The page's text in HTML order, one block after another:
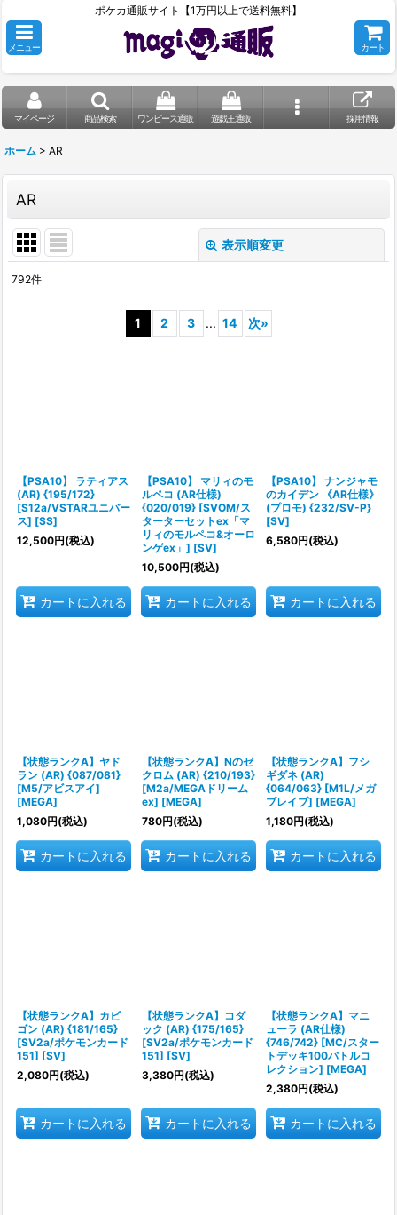
ポケカ通販サイト【1万円以上で送料無料】
メニュー カート
マイページ 商品検索 ワンピース通販 遊戯王通販 採用情報
ホーム > AR
AR
表示順変更
792件
1 2 3 ... 14 次»
【PSA10】 ラティアス
(AR) {195/172}
[S12a/VSTARユニバー
ス] [SS]
12,500円(税込)
カートに入れる
【PSA10】 マリィのモ
ルペコ (AR仕様)
{020/019} [SVOM/ス
ターターセットex「マ
リィのモルペコ&オーロ
ンゲex」] [SV]
10,500円(税込)
カートに入れる
【PSA10】 ナンジャモ
のカイデン 《AR仕様》
(プロモ) {232/SV-P}
[SV]
6,580円(税込)
カートに入れる
【状態ランクA】ヤド
ラン (AR) {087/081}
[M5/アビスアイ]
[MEGA]
1,080円(税込)
カートに入れる
【状態ランクA】Nのゼ
クロム (AR) {210/193}
[M2a/MEGAドリーム
ex] [MEGA]
780円(税込)
カートに入れる
【状態ランクA】フシ
ギダネ (AR)
{064/063} [M1L/メガ
ブレイブ] [MEGA]
1,180円(税込)
カートに入れる
【状態ランクA】カビ
ゴン (AR) {181/165}
[SV2a/ポケモンカード
151] [SV]
2,080円(税込)
カートに入れる
【状態ランクA】コダ
ック (AR) {175/165}
[SV2a/ポケモンカード
151] [SV]
3,380円(税込)
カートに入れる
【状態ランクA】マニ
ューラ (AR仕様)
{746/742} [MC/スター
トデッキ100バトルコ
レクション] [MEGA]
2,380円(税込)
カートに入れる